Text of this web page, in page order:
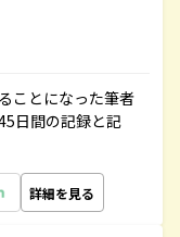
ことになった筆者
日間の記録と記
詳細を見る